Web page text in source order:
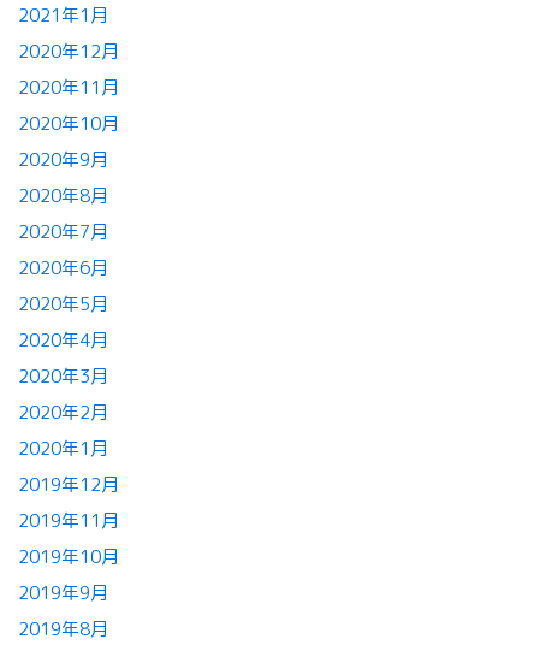
2021年1月
2020年12月
2020年11月
2020年10月
2020年9月
2020年8月
2020年7月
2020年6月
2020年5月
2020年4月
2020年3月
2020年2月
2020年1月
2019年12月
2019年11月
2019年10月
2019年9月
2019年8月